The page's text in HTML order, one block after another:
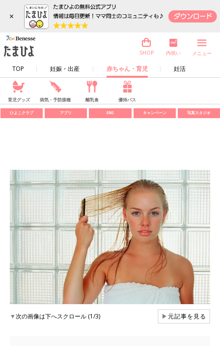
×
TOP 妊娠・出産 赤ちゃん・育児 妊活
SHOP 内祝い メニュー
育児グッズ 病気・予防接種 離乳食 優待パス
ひよこクラブ アプリ SNS キャンペーン 写真スタジオ
▼次の画像は下へスクロール (1/3) ▶元記事を見る